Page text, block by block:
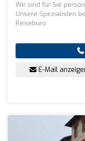
Wir sind für Sie
Unsere Spezialisten
Reisebüro.
E-Mail